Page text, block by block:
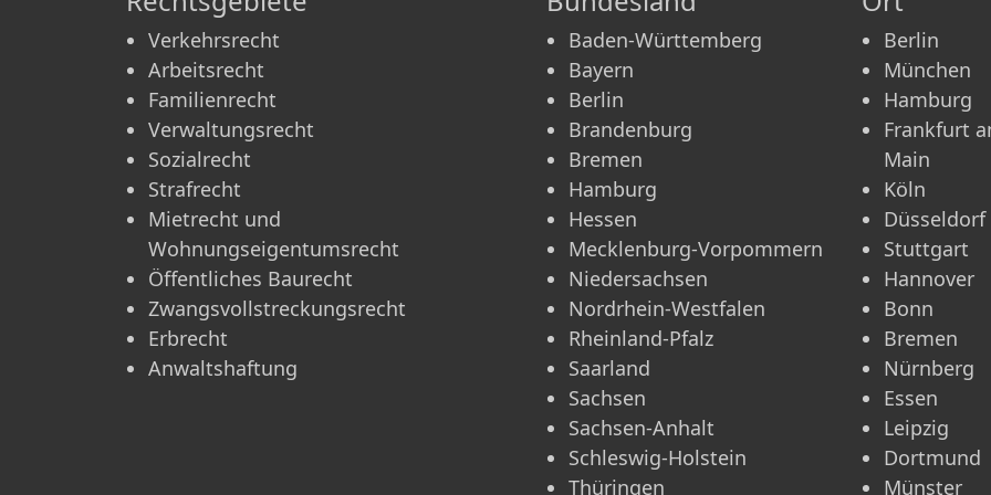
Verkehrsrecht
Arbeitsrecht
Familienrecht
Verwaltungsrecht
Sozialrecht
Strafrecht
Mietrecht und
Wohnungseigentumsrecht
Öffentliches Baurecht
Zwangsvollstreckungsrecht
Erbrecht
Anwaltshaftung
Baden-Württemberg
Bayern
Berlin
Brandenburg
Bremen
Hamburg
Hessen
Mecklenburg-Vorpommern
Niedersachsen
Nordrhein-Westfalen
Rheinland-Pfalz
Saarland
Sachsen
Sachsen-Anhalt
Schleswig-Holstein
Thüringen
Berlin
München
Hamburg
Frankfurt
Main
Köln
Düsseldorf
Stuttgart
Hannover
Bonn
Bremen
Nürnberg
Essen
Leipzig
Dortmund
Münster